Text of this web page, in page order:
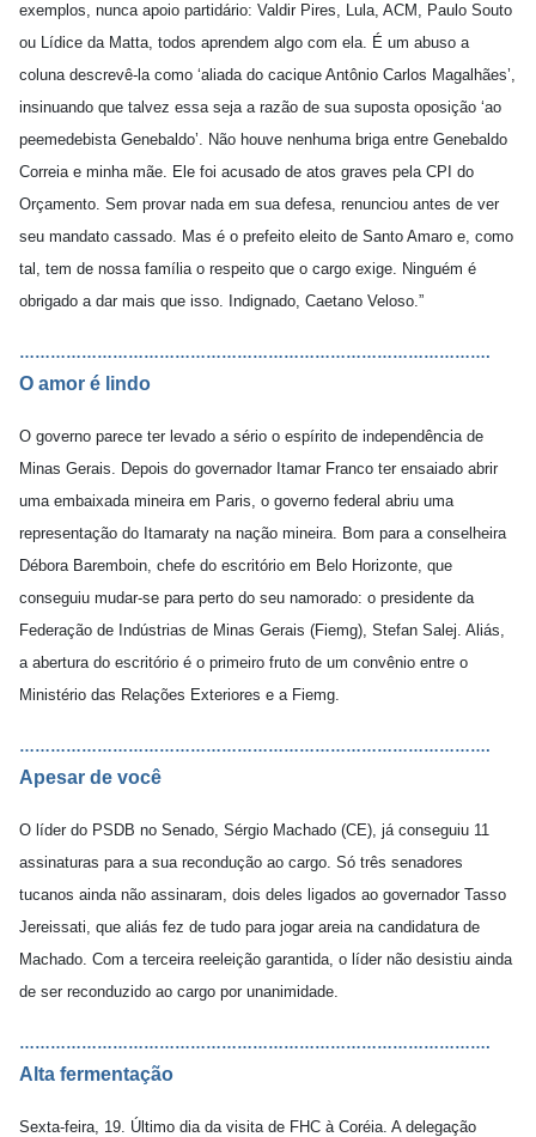
exemplos, nunca apoio partidário: Valdir Pires, Lula, ACM, Paulo Souto
ou Lídice da Matta, todos aprendem algo com ela. É um abuso a
coluna descrevê-la como ‘aliada do cacique Antônio Carlos Magalhães’,
insinuando que talvez essa seja a razão de sua suposta oposição ‘ao
peemedebista Genebaldo’. Não houve nenhuma briga entre Genebaldo
Correia e minha mãe. Ele foi acusado de atos graves pela CPI do
Orçamento. Sem provar nada em sua defesa, renunciou antes de ver
seu mandato cassado. Mas é o prefeito eleito de Santo Amaro e, como
tal, tem de nossa família o respeito que o cargo exige. Ninguém é
obrigado a dar mais que isso. Indignado, Caetano Veloso.”
……………………………………………………………………………….
O amor é lindo
O governo parece ter levado a sério o espírito de independência de
Minas Gerais. Depois do governador Itamar Franco ter ensaiado abrir
uma embaixada mineira em Paris, o governo federal abriu uma
representação do Itamaraty na nação mineira. Bom para a conselheira
Débora Baremboin, chefe do escritório em Belo Horizonte, que
conseguiu mudar-se para perto do seu namorado: o presidente da
Federação de Indústrias de Minas Gerais (Fiemg), Stefan Salej. Aliás,
a abertura do escritório é o primeiro fruto de um convênio entre o
Ministério das Relações Exteriores e a Fiemg.
……………………………………………………………………………….
Apesar de você
O líder do PSDB no Senado, Sérgio Machado (CE), já conseguiu 11
assinaturas para a sua recondução ao cargo. Só três senadores
tucanos ainda não assinaram, dois deles ligados ao governador Tasso
Jereissati, que aliás fez de tudo para jogar areia na candidatura de
Machado. Com a terceira reeleição garantida, o líder não desistiu ainda
de ser reconduzido ao cargo por unanimidade.
……………………………………………………………………………….
Alta fermentação
Sexta-feira, 19. Último dia da visita de FHC à Coréia. A delegação